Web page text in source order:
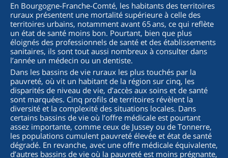
En Bourgogne-Franche-Comté, les habitants des territoires
ruraux présentent une mortalité supérieure à celle des
territoires urbains, notamment avant 65 ans, ce qui reflète
un état de santé moins bon. Pourtant, bien que plus
éloignés des professionnels de santé et des établissements
sanitaires, ils sont tout aussi nombreux à consulter dans
l’année un médecin ou un dentiste.
Dans les bassins de vie ruraux les plus touchés par la
pauvreté, où vit un habitant de la région sur cinq, les
disparités de niveau de vie, d’accès aux soins et de santé
sont marquées. Cinq profils de territoires révèlent la
diversité et la complexité des situations locales. Dans
certains bassins de vie où l’offre médicale est pourtant
assez importante, comme ceux de Jussey ou de Tonnerre,
les populations cumulent pauvreté élevée et état de santé
dégradé. En revanche, avec une offre médicale équivalente,
d’autres bassins de vie où la pauvreté est moins prégnante,